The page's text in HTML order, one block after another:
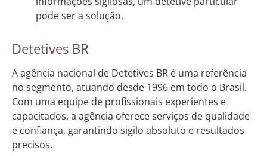
pode ser a solução.
Detetives BR
A agência nacional de Detetives BR é uma referência
no segmento, atuando desde 1996 em todo o Brasil.
Com uma equipe de profissionais experientes e
capacitados, a agência oferece serviços de qualidade
e confiança, garantindo sigilo absoluto e resultados
precisos.